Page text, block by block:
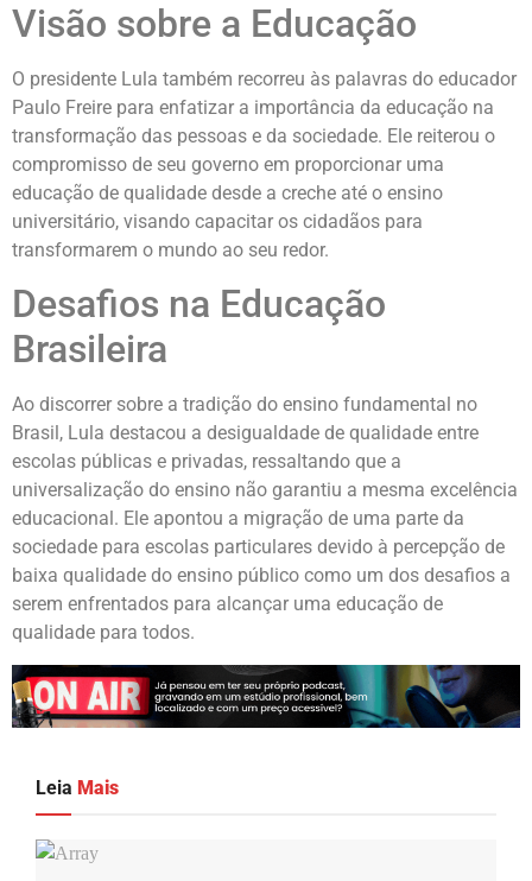
Visão sobre a Educação
O presidente Lula também recorreu às palavras do educador
Paulo Freire para enfatizar a importância da educação na
transformação das pessoas e da sociedade. Ele reiterou o
compromisso de seu governo em proporcionar uma
educação de qualidade desde a creche até o ensino
universitário, visando capacitar os cidadãos para
transformarem o mundo ao seu redor.
Desafios na Educação
Brasileira
Ao discorrer sobre a tradição do ensino fundamental no
Brasil, Lula destacou a desigualdade de qualidade entre
escolas públicas e privadas, ressaltando que a
universalização do ensino não garantiu a mesma excelência
educacional. Ele apontou a migração de uma parte da
sociedade para escolas particulares devido à percepção de
baixa qualidade do ensino público como um dos desafios a
serem enfrentados para alcançar uma educação de
qualidade para todos.
Leia Mais